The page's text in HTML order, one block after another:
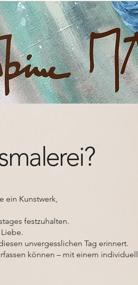
ein Kunstwerk,
festzuhalten.
unvergesslichen Tag erinnert.
können – mit einem